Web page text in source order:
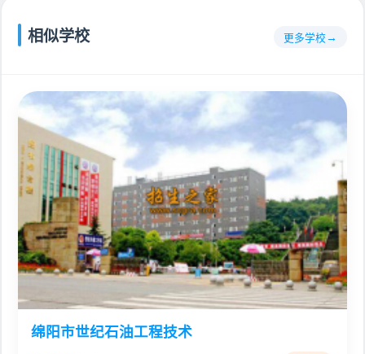
相似学校 更多学校
绵阳市世纪石油工程技术